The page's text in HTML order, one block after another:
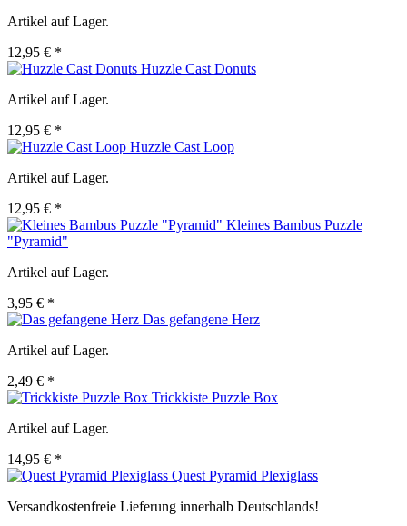
Artikel auf Lager.
12,95 € *
Huzzle Cast Donuts
Artikel auf Lager.
12,95 € *
Huzzle Cast Loop
Artikel auf Lager.
12,95 € *
Kleines Bambus Puzzle
"Pyramid"
Artikel auf Lager.
3,95 € *
Das gefangene Herz
Artikel auf Lager.
2,49 € *
Trickkiste Puzzle Box
Artikel auf Lager.
14,95 € *
Quest Pyramid Plexiglass
Versandkostenfreie Lieferung innerhalb Deutschlands!